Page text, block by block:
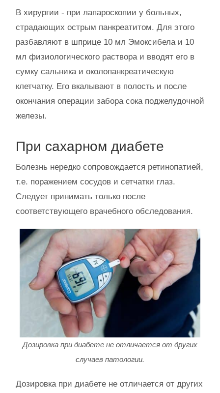
В хирургии - при лапароскопии у больных,
страдающих острым панкреатитом. Для этого
разбавляют в шприце 10 мл Эмоксибела и 10
мл физиологического раствора и вводят его в
сумку сальника и околопанкреатическую
клетчатку. Его вкалывают в полость и после
окончания операции забора сока поджелудочной
железы.
При сахарном диабете
Болезнь нередко сопровождается ретинопатией,
т.е. поражением сосудов и сетчатки глаз.
Следует принимать только после
соответствующего врачебного обследования.
Дозировка при диабете не отличается от других
случаев патологии.
Дозировка при диабете не отличается от других